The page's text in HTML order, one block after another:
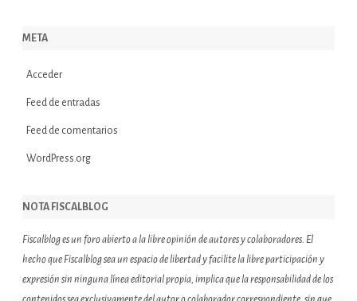
META
Acceder
Feed de entradas
Feed de comentarios
WordPress.org
NOTA FISCALBLOG
Fiscalblog es un foro abierto a la libre opinión de autores y colaboradores. El
hecho que Fiscalblog sea un espacio de libertad y facilite la libre participación y
expresión sin ninguna línea editorial propia, implica que la responsabilidad de los